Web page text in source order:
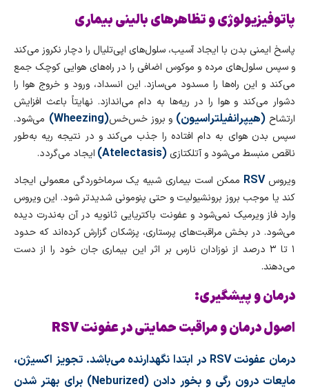
پاتوفیزیولوژی و تظاهرهای بالینی بیماری
پاسخ ایمنی بدن با ایجاد آسیب، سلول‌های اپی‌تلیال را دچار نکروز می‌کند
و سپس سلول‌های مرده و موکوس اضافی را در راه‌های هوایی کوچک جمع
می‌کند و این راه‌ها را مسدود می‌سازد. این انسداد، ورود و خروج هوا را
دشوار می‌کند و هوا را در ریه‌ها به دام می‌اندازد. نهایتاً باعث افزایش
ارتشاح (هیپرانفیلتراسیون) و بروز خس‌خس(
Wheezing
) می‌شود.
سپس بدن هوای به‌ دام‌ افتاده را جذب می‌کند و در نتیجه ریه به‌طور
ناقص منبسط می‌شود و آتلکتازی (
Atelectasis
) ایجاد می‌گردد.
ویروسRSV ممکن است بیماری شبیه یک سرماخوردگی معمولی ایجاد
کند یا موجب بروز برونشیولیت و حتی پنومونی شدیدتر شود. این ویروس
وارد فاز ویرمیک نمی‌شود و عفونت باکتریایی ثانویه در آن به‌ندرت دیده
می‌شود. در بخش مراقبت‌های پرستاری، پزشکان گزارش کرده‌اند که حدود
۱ تا ۳ درصد از نوزادان نارس بر اثر این بیماری جان خود را از دست
می‌دهند.
درمان و پیشگیری:
اصول درمان و مراقبت حمایتی در عفونت RSV
درمان عفونتRSV در ابتدا نگهدارنده می‌باشد. تجویز اکسیژن،
مایعات درون رگی و بخور دادن (Neburized) برای بهتر شدن